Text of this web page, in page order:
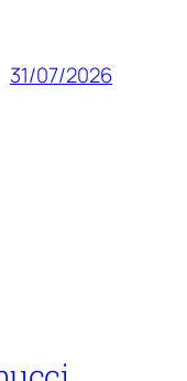
31/07/2026